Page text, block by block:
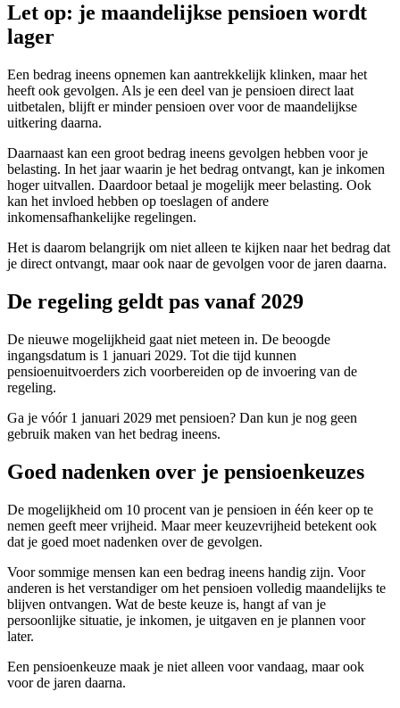
Let op: je maandelijkse pensioen wordt
lager
Een bedrag ineens opnemen kan aantrekkelijk klinken, maar het
heeft ook gevolgen. Als je een deel van je pensioen direct laat
uitbetalen, blijft er minder pensioen over voor de maandelijkse
uitkering daarna.
Daarnaast kan een groot bedrag ineens gevolgen hebben voor je
belasting. In het jaar waarin je het bedrag ontvangt, kan je inkomen
hoger uitvallen. Daardoor betaal je mogelijk meer belasting. Ook
kan het invloed hebben op toeslagen of andere
inkomensafhankelijke regelingen.
Het is daarom belangrijk om niet alleen te kijken naar het bedrag dat
je direct ontvangt, maar ook naar de gevolgen voor de jaren daarna.
De regeling geldt pas vanaf 2029
De nieuwe mogelijkheid gaat niet meteen in. De beoogde
ingangsdatum is 1 januari 2029. Tot die tijd kunnen
pensioenuitvoerders zich voorbereiden op de invoering van de
regeling.
Ga je vóór 1 januari 2029 met pensioen? Dan kun je nog geen
gebruik maken van het bedrag ineens.
Goed nadenken over je pensioenkeuzes
De mogelijkheid om 10 procent van je pensioen in één keer op te
nemen geeft meer vrijheid. Maar meer keuzevrijheid betekent ook
dat je goed moet nadenken over de gevolgen.
Voor sommige mensen kan een bedrag ineens handig zijn. Voor
anderen is het verstandiger om het pensioen volledig maandelijks te
blijven ontvangen. Wat de beste keuze is, hangt af van je
persoonlijke situatie, je inkomen, je uitgaven en je plannen voor
later.
Een pensioenkeuze maak je niet alleen voor vandaag, maar ook
voor de jaren daarna.